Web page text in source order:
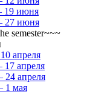
19 июня
27 июня
semester~~~
апреля
17 апреля
24 апреля
1 мая